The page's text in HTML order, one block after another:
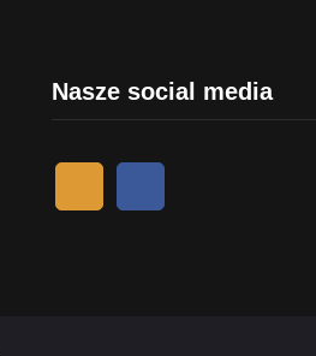
Nasze social media